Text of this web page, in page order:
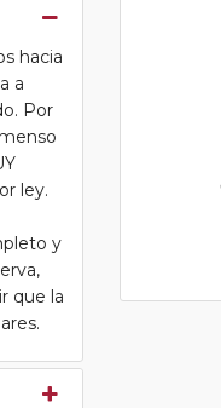
hacia
a
Por
ley.
y
que la